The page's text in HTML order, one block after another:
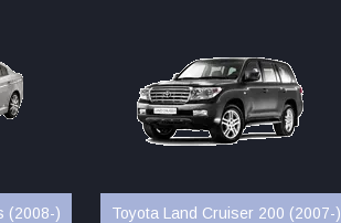
(2008-) Toyota Land Cruiser 200 (2007-)